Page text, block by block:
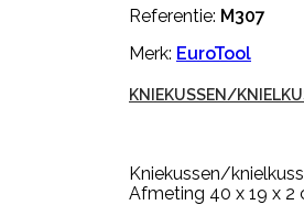
Referentie: M307
Merk: EuroTool
KNIEKUSSEN/
Kniekussen/
Afmeting 40 x 19 x 2